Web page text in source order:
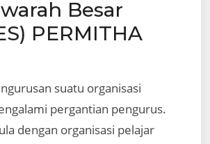
dengan
Universitas
(UIB)
Besar
PERMITHA
suatu organisasi
pergantian pengurus.
dengan organisasi pelajar